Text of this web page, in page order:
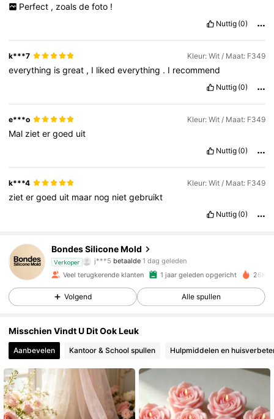
Perfect , zoals de foto !
Nuttig (0)
k***7 Kleur: Wit / Maat: F349
everything isgreat , I likedeverything . I recommend
Nuttig (0)
e***o Kleur: Wit / Maat: F349
Mal zietergoed uit
Nuttig (0)
k***4 Kleur: Wit / Maat: F349
zietergoed uit maar nog nietgebruikt
Nuttig (0)
Bondes Silicone Mold
Verkoper
j***5betaalde 1 dag geleden
m***l gevolgd19 uur geleden
4.91 3K Volgers
Veel terugkerende klanten 1 jaar geleden opgericht 26K
Volgend Alle spullen
Misschien Vindt U Dit Ook Leuk
Aanbevelen Kantoor & School spullen Hulpmiddelen en